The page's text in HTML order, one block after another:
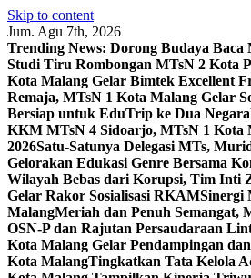
Skip to content
Jum. Agu 7th, 2026
Trending News: Dorong Budaya Baca
Studi Tiru Rombongan MTsN 2 Kota
Kota Malang Gelar Bimtek Excellent
Remaja, MTsN 1 Kota Malang Gelar
Bersiap untuk EduTrip ke Dua Negara
KKM MTsN 4 Sidoarjo, MTsN 1 Kota
2026Satu-Satunya Delegasi MTs,
Gelorakan Edukasi Genre Bersama
Wilayah Bebas dari Korupsi, Tim Inti
Gelar Rakor Sosialisasi RKAMSinergi
MalangMeriah dan Penuh Semangat,
OSN-P dan Rajutan Persaudaraan
Kota Malang Gelar Pendampingan
Kota MalangTingkatkan Tata Kelola